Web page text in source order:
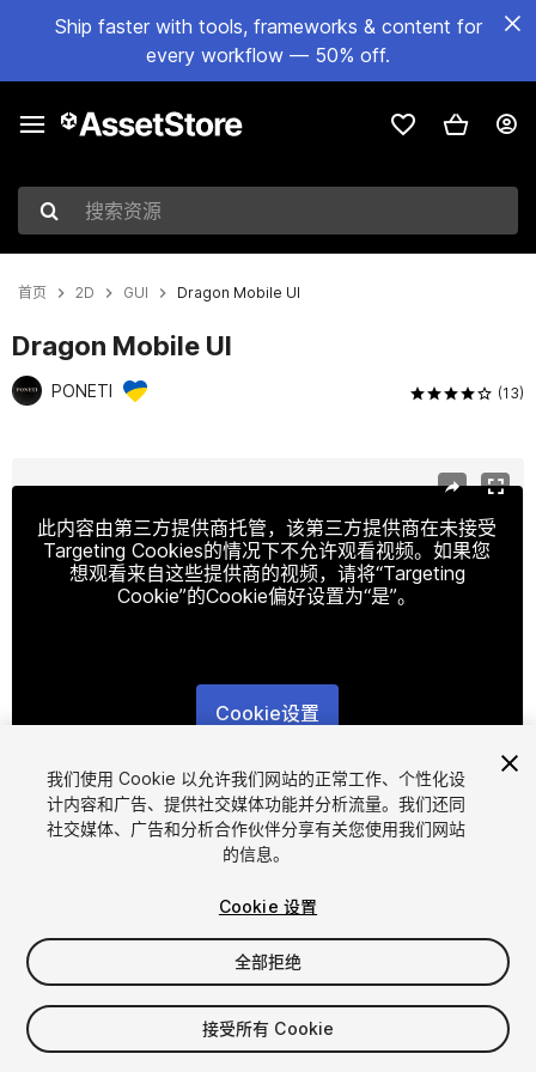
Ship faster with tools, frameworks & content for
every workflow — 50% off.
搜索资源
首页 2D GUI Dragon Mobile UI
Dragon Mobile UI
PONETI (13)
此内容由第三方提供商托管，该第三方提供商在未接受
Targeting Cookies的情况下不允许观看视频。如果您
想观看来自这些提供商的视频，请将“Targeting
Cookie”的Cookie偏好设置为“是”。
Cookie设置
1/13
$19.99
增值税将在结算时计算
我们使用 Cookie 以允许我们网站的正常工作、个性化设
计内容和广告、提供社交媒体功能并分析流量。我们还同
社交媒体、广告和分析合作伙伴分享有关您使用我们网站
的信息。
Cookie 设置
全部拒绝
接受所有 Cookie